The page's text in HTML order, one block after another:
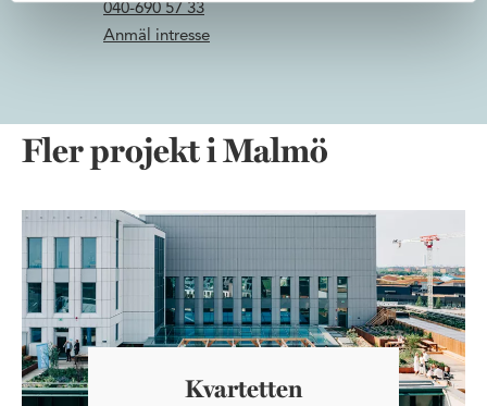
040-690 57 33
Anmäl intresse
Fler projekt i Malmö
Kvartetten
Kvartetten